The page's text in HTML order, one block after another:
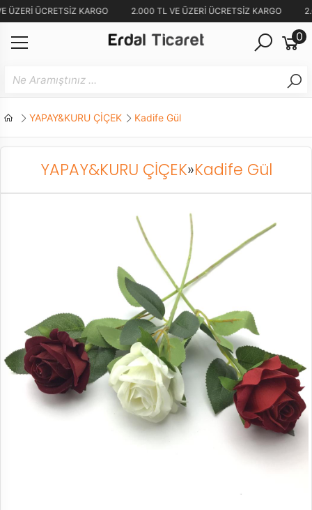
ÜZERİ ÜCRETSİZ KARGO 2.000 TL VE ÜZERİ ÜCRETSİZ KARGO
0
YAPAY&KURU ÇİÇEK Kadife Gül
YAPAY&KURU ÇİÇEK»Kadife Gül